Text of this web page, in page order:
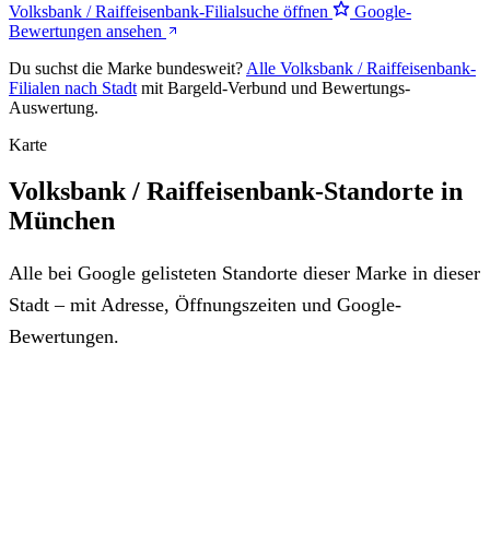
Volksbank / Raiffeisenbank-Filialsuche öffnen
Google-
Bewertungen ansehen
Du suchst die Marke bundesweit? Alle Volksbank / Raiffeisenbank-
Filialen nach Stadt mit Bargeld-Verbund und Bewertungs-
Auswertung.
Karte
Volksbank / Raiffeisenbank-Standorte in
München
Alle bei Google gelisteten Standorte dieser Marke in dieser
Stadt – mit Adresse, Öffnungszeiten und Google-
Bewertungen.